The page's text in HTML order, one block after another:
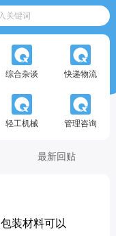
综合杂谈 快递物流
轻工机械 管理咨询
最新回贴
装材料可以